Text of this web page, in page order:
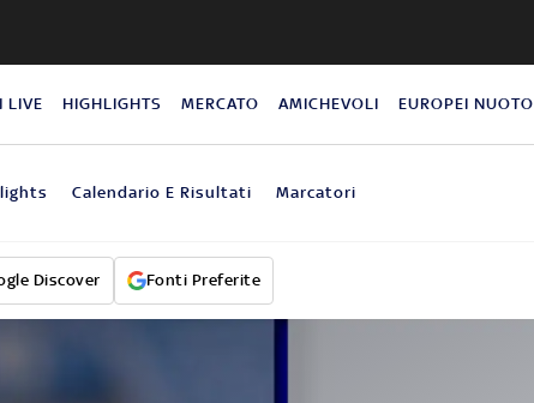
LIVE HIGHLIGHTS MERCATO AMICHEVOLI EUROPEI NUOTO
Calendario E Risultati Marcatori
Discover Fonti Preferite